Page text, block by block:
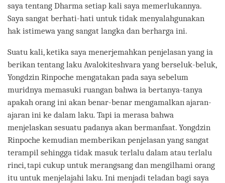
saya tentang Dharma setiap kali saya memerlukannya.
Saya sangat berhati-hati untuk tidak menyalahgunakan
hak istimewa yang sangat langka dan berharga ini.
Suatu kali, ketika saya menerjemahkan penjelasan yang ia
berikan tentang laku Avalokiteshvara yang berseluk-beluk,
Yongdzin Rinpoche mengatakan pada saya sebelum
muridnya memasuki ruangan bahwa ia bertanya-tanya
apakah orang ini akan benar-benar mengamalkan ajaran-
ajaran ini ke dalam laku. Tapi ia merasa bahwa
menjelaskan sesuatu padanya akan bermanfaat. Yongdzin
Rinpoche kemudian memberikan penjelasan yang sangat
terampil sehingga tidak masuk terlalu dalam atau terlalu
rinci, tapi cukup untuk merangsang dan mengilhami orang
itu untuk menjelajahi laku. Ini menjadi teladan bagi saya